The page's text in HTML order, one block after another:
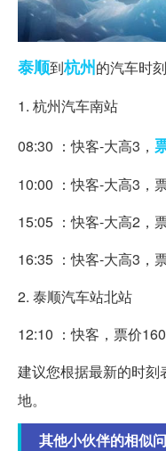
泰顺到杭州的汽车时
1. 杭州汽车南站
08:30 ：快客-大高3，
10:00 ：快客-大高3，
15:05 ：快客-大高2，
16:35 ：快客-大高3，
2. 泰顺汽车站北站
12:10 ：快客，票价
建议您根据最新的时
地。
其他小伙伴的相似